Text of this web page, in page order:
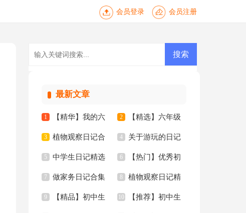
会员登录 会员注册
最新文章
1 【精华】我的六
年级小学作文锦集6
篇
2 【精选】六年级
年的作文300字8篇
3 植物观察日记合
集15篇
4 关于游玩的日记
15篇
5 中学生日记精选
15篇
6 【热门】优秀初
中作文集锦七篇
7 做家务日记合集
15篇
8 植物观察日记精
选15篇
9 【精品】初中生 10 【推荐】初中生